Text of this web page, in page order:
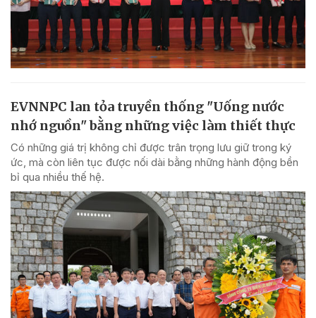
EVNNPC lan tỏa truyền thống "Uống nước
nhớ nguồn" bằng những việc làm thiết thực
Có những giá trị không chỉ được trân trọng lưu giữ trong ký
ức, mà còn liên tục được nối dài bằng những hành động bền
bỉ qua nhiều thế hệ.